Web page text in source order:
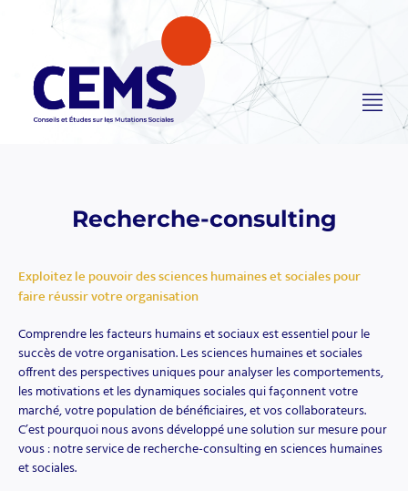
Recherche-consulting
Exploitez le pouvoir des sciences humaines et sociales pour
faire réussir votre organisation
Comprendre les facteurs humains et sociaux est essentiel pour le
succès de votre organisation. Les sciences humaines et sociales
offrent des perspectives uniques pour analyser les comportements,
les motivations et les dynamiques sociales qui façonnent votre
marché, votre population de bénéficiaires, et vos collaborateurs.
C’est pourquoi nous avons développé une solution sur mesure pour
vous : notre service de recherche-consulting en sciences humaines
et sociales.